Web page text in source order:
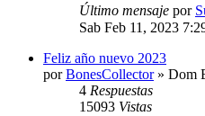
Último mensaje por
Sab Feb 11, 2023
Feliz año nuevo 2023
porBonesCollector» Dom
4 Respuestas
15093 Vistas